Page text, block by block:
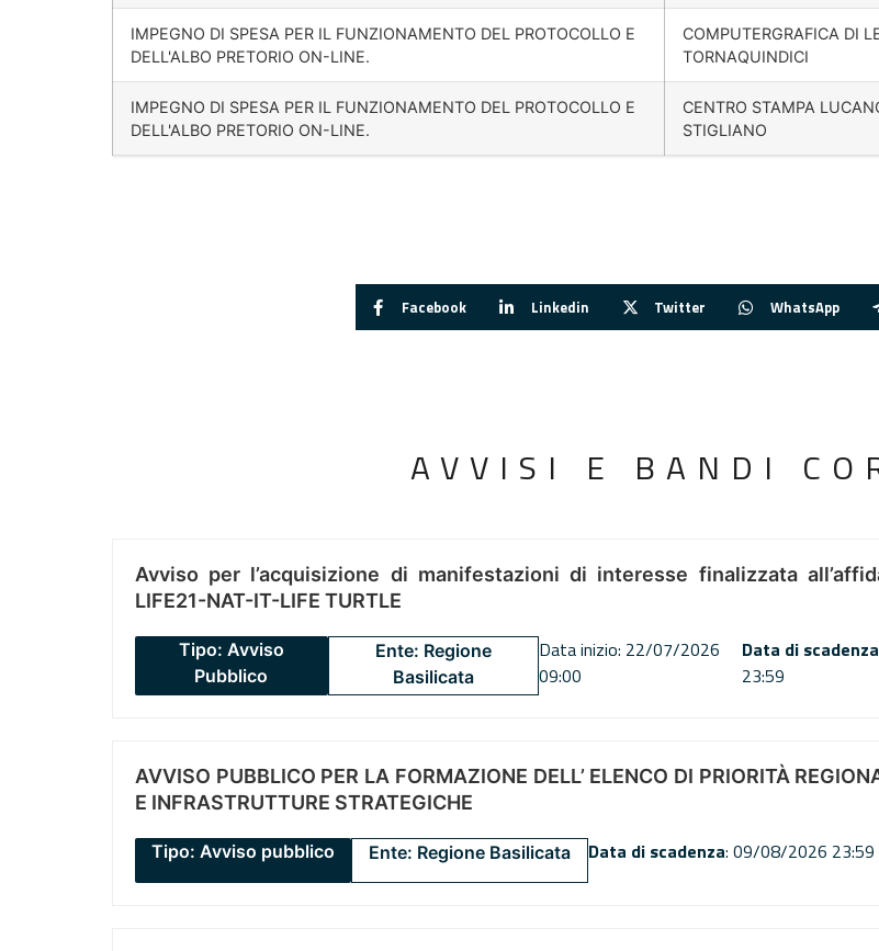
IMPEGNO DI SPESA PER IL FUNZIONAMENTO DEL PROTOCOLLO E
DELL'ALBO PRETORIO ON-LINE.
COMPUTERGRAFICA DI
TORNAQUINDICI
IMPEGNO DI SPESA PER IL FUNZIONAMENTO DEL PROTOCOLLO E
DELL'ALBO PRETORIO ON-LINE.
CENTRO STAMPA
STIGLIANO
Facebook Linkedin Twitter WhatsApp
AVVISI E BANDI
Avviso per l’acquisizione di manifestazioni di interesse finalizzata
LIFE21-NAT-IT-LIFE TURTLE
Tipo: Avviso
Pubblico
Ente: Regione
Basilicata
Data inizio: 22/07/2026
09:00
Data di scadenza
23:59
AVVISO PUBBLICO PER LA FORMAZIONE DELL’ ELENCO DI PRIORITÀ
E INFRASTRUTTURE STRATEGICHE
Tipo: Avviso pubblico Ente: Regione Basilicata Data di scadenza: 09/08/2026 23:59